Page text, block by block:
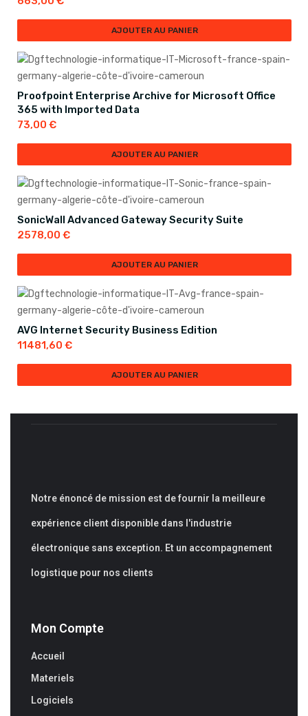
AJOUTER AU PANIER
Proofpoint Enterprise Archive for Microsoft Office
365 with Imported Data
73,00 €
AJOUTER AU PANIER
SonicWall Advanced Gateway Security Suite
2578,00 €
AJOUTER AU PANIER
AVG Internet Security Business Edition
11481,60 €
AJOUTER AU PANIER
Notre énoncé de mission est de fournir la meilleure
expérience client disponible dans l'industrie
électronique sans exception. Et un accompagnement
logistique pour nos clients
Mon Compte
Accueil
Materiels
Logiciels